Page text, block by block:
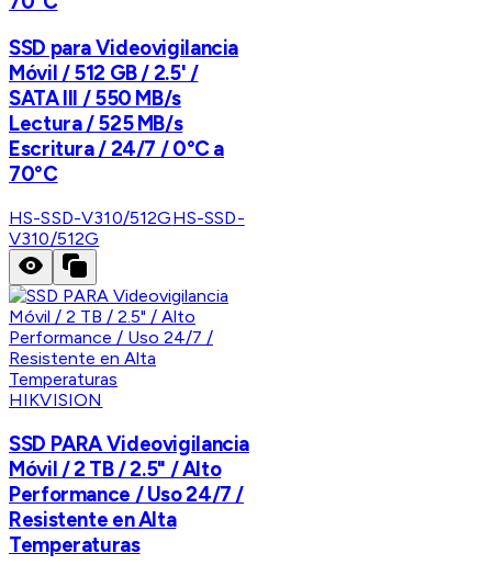
SSD para Videovigilancia
Móvil / 512 GB / 2.5' /
SATA III / 550 MB/s
Lectura / 525 MB/s
Escritura / 24/7 / 0°C a
70°C
HS-SSD-V310/512GHS-SSD-
V310/512G
HIKVISION
SSD PARA Videovigilancia
Móvil / 2 TB / 2.5" / Alto
Performance / Uso 24/7 /
Resistente en Alta
Temperaturas